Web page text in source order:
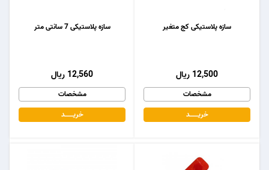
سازه پلاستیکی 7 سانتی متر
12,560 ریال
مشخصات
خریـــــــد
سازه پلاستیکی کج متغیر
12,500 ریال
مشخصات
خریـــــــد